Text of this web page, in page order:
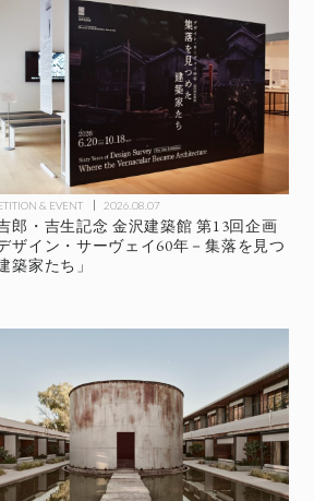
& EVENT 2026.08.07
郎・吉生記念 金沢建築館 第13回企画
ザイン・サーヴェイ60年－集落を見つ
築家たち」